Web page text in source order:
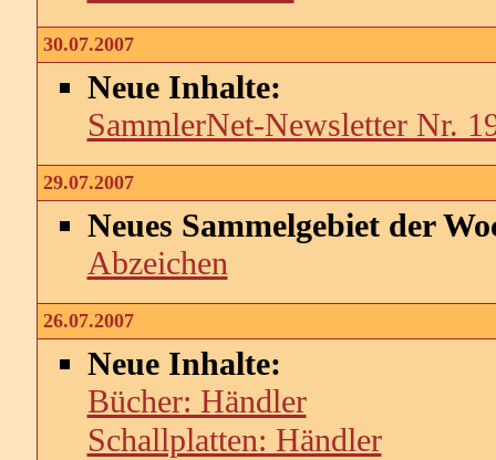
30.07.2007
Neue Inhalte:
SammlerNet-Newsletter Nr.
29.07.2007
Neues Sammelgebiet der
Abzeichen
26.07.2007
Neue Inhalte:
Bücher: Händler
Schallplatten: Händler